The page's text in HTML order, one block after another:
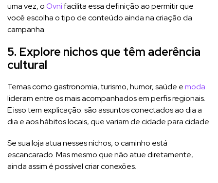
uma vez, oOvnifacilita essa definição ao permitir que
você escolha o tipo de conteúdo ainda na criação da
campanha.
5. Explore nichos que têm aderência
cultural
Temas como gastronomia, turismo, humor, saúde emoda
lideram entre os mais acompanhados em perfis regionais.
E isso tem explicação: são assuntos conectados ao dia a
dia e aos hábitos locais, que variam de cidade para cidade.
Se sua loja atua nesses nichos, o caminho está
escancarado. Mas mesmo que não atue diretamente,
ainda assim é possível criar conexões.